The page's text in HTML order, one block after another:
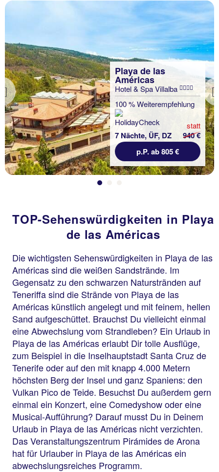
Previous
Playa de las
Américas
Hotel & Spa Villalba
100 % Weiterempfehlung
7 Nächte, ÜF, DZ
statt
940 €
p.P. ab 805 €
TOP-Sehenswürdigkeiten in Playa
de las Américas
Die wichtigsten Sehenswürdigkeiten in Playa de las
Américas sind die weißen Sandstrände. Im
Gegensatz zu den schwarzen Naturstränden auf
Teneriffa sind die Strände von Playa de las
Américas künstlich angelegt und mit feinem, hellen
Sand aufgeschüttet. Brauchst Du vielleicht einmal
eine Abwechslung vom Strandleben? Ein Urlaub in
Playa de las Américas erlaubt Dir tolle Ausflüge,
zum Beispiel in die Inselhauptstadt Santa Cruz de
Tenerife oder auf den mit knapp 4.000 Metern
höchsten Berg der Insel und ganz Spaniens: den
Vulkan Pico de Teide. Besuchst Du außerdem gern
einmal ein Konzert, eine Comedyshow oder eine
Musical-Aufführung? Darauf musst Du in Deinem
Urlaub in Playa de las Américas nicht verzichten.
Das Veranstaltungszentrum Pirámides de Arona
hat für Urlauber in Playa de las Américas ein
abwechslungsreiches Programm.